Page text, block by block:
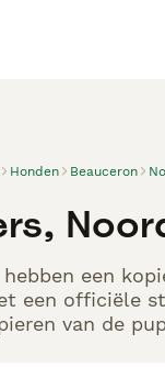
Honden Beauceron
een
een officiële
van de